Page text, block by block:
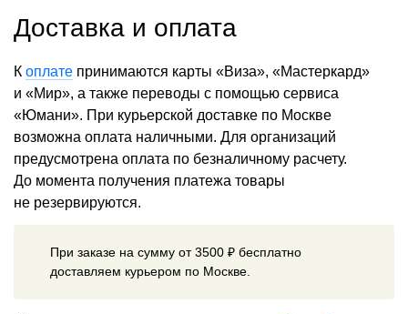
Доставка и оплата
К оплате принимаются карты «Виза», «Мастеркард»
и «Мир», а также переводы с помощью сервиса
«Юмани». При курьерской доставке по Москве
возможна оплата наличными. Для организаций
предусмотрена оплата по безналичному расчету.
До момента получения платежа товары
не резервируются.
При заказе на сумму от 3500 ₽ бесплатно
доставляем курьером по Москве.